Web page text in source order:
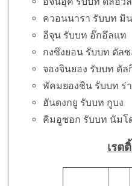
ควอนนารา รับบท มิ
อีจุน รับบท อ๊กอึลแท
กงซึงยอน รับบท ดัล
จองจินยอง รับบท ดัล
พัคมยองชิน รับบท ร่
ฮันดงกยู รับบท กูบง
คิมอูซอก รับบท นัมโ
เรต